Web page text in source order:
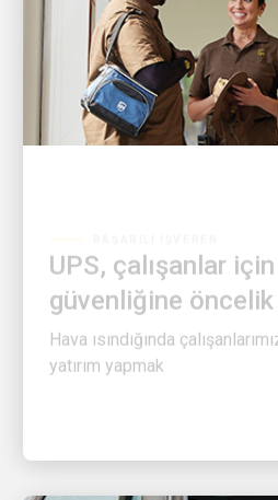
güvenliğine öncelik
Hava ısındığında
yatırım yapmak